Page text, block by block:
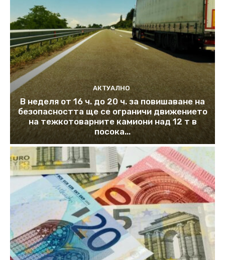
АКТУАЛНО
В неделя от 16 ч. до 20 ч. за повишаване на
безопасността ще се ограничи движението
на тежкотоварните камиони над 12 т в
посока...